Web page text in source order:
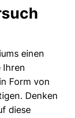
einen
Ihren
Form von
Denken
diese